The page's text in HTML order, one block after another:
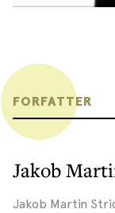
FORFATTER
Jakob
Jakob Martin